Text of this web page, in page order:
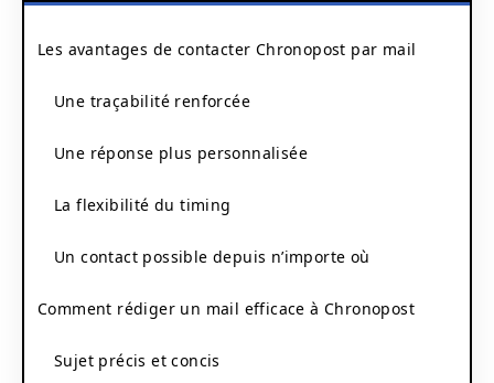
Les avantages de contacter Chronopost par mail
Une traçabilité renforcée
Une réponse plus personnalisée
La flexibilité du timing
Un contact possible depuis n’importe où
Comment rédiger un mail efficace à Chronopost
Sujet précis et concis